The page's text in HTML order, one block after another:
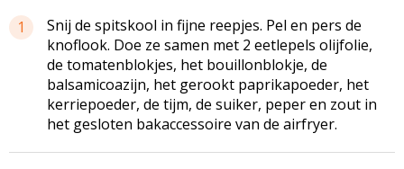
1
Snij de spitskool in fijne reepjes. Pel en pers de
knoflook. Doe ze samen met 2 eetlepels olijfolie,
de tomatenblokjes, het bouillonblokje, de
balsamicoazijn, het gerookt ­paprikapoeder, het
kerriepoeder, de tijm, de suiker, peper en zout in
het gesloten bakaccessoire van de airfryer.